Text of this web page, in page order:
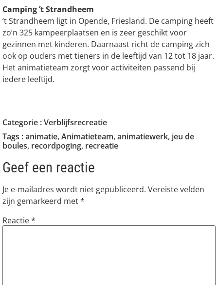
Camping ’t Strandheem
’t Strandheem ligt in Opende, Friesland. De camping heeft
zo’n 325 kampeerplaatsen en is zeer geschikt voor
gezinnen met kinderen. Daarnaast richt de camping zich
ook op ouders met tieners in de leeftijd van 12 tot 18 jaar.
Het animatieteam zorgt voor activiteiten passend bij
iedere leeftijd.
Categorie :Verblijfsrecreatie
Tags :animatie,Animatieteam,animatiewerk, jeu de
boules, recordpoging, recreatie
Geef een reactie
Je e-mailadres wordt niet gepubliceerd. Vereiste velden
zijn gemarkeerd met*
Reactie*